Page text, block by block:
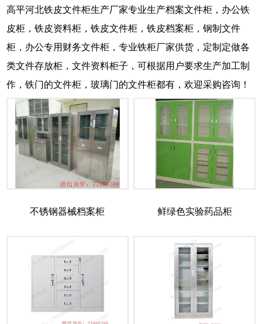
高平河北铁皮文件柜生产厂家专业生产档案文件柜，办公铁
皮柜，铁皮资料柜，铁皮文件柜，铁皮档案柜，钢制文件
柜，办公专用财务文件柜，专业铁柜厂家供货，定制定做各
类文件存放柜，文件资料柜子，可根据用户要求生产加工制
作，铁门的文件柜，玻璃门的文件柜都有，欢迎采购咨询！
不锈钢器械档案柜 鲜绿色实验药品柜